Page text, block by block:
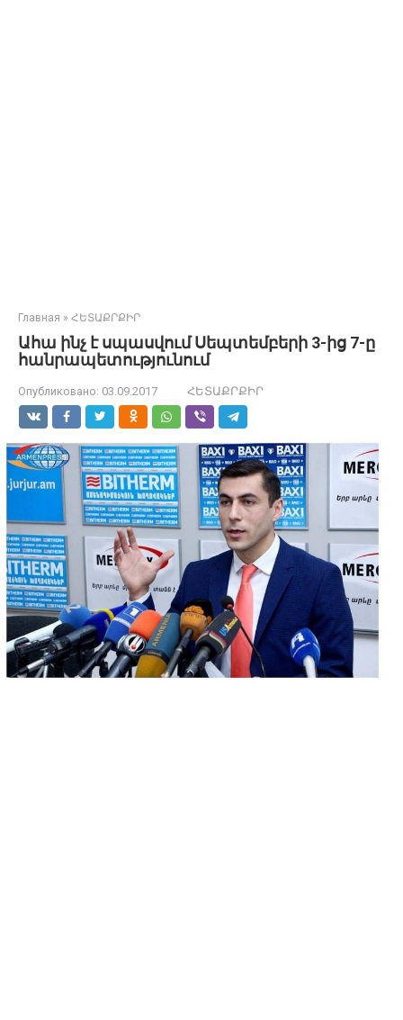
Главная » ՀԵՏԱՔՐՔԻՐ
Ահա ինչ է սպասվում Սեպտեմբերի 3-ից 7-ը
հանրապետությունում
Опубликовано: 03.09.2017 ՀԵՏԱՔՐՔԻՐ